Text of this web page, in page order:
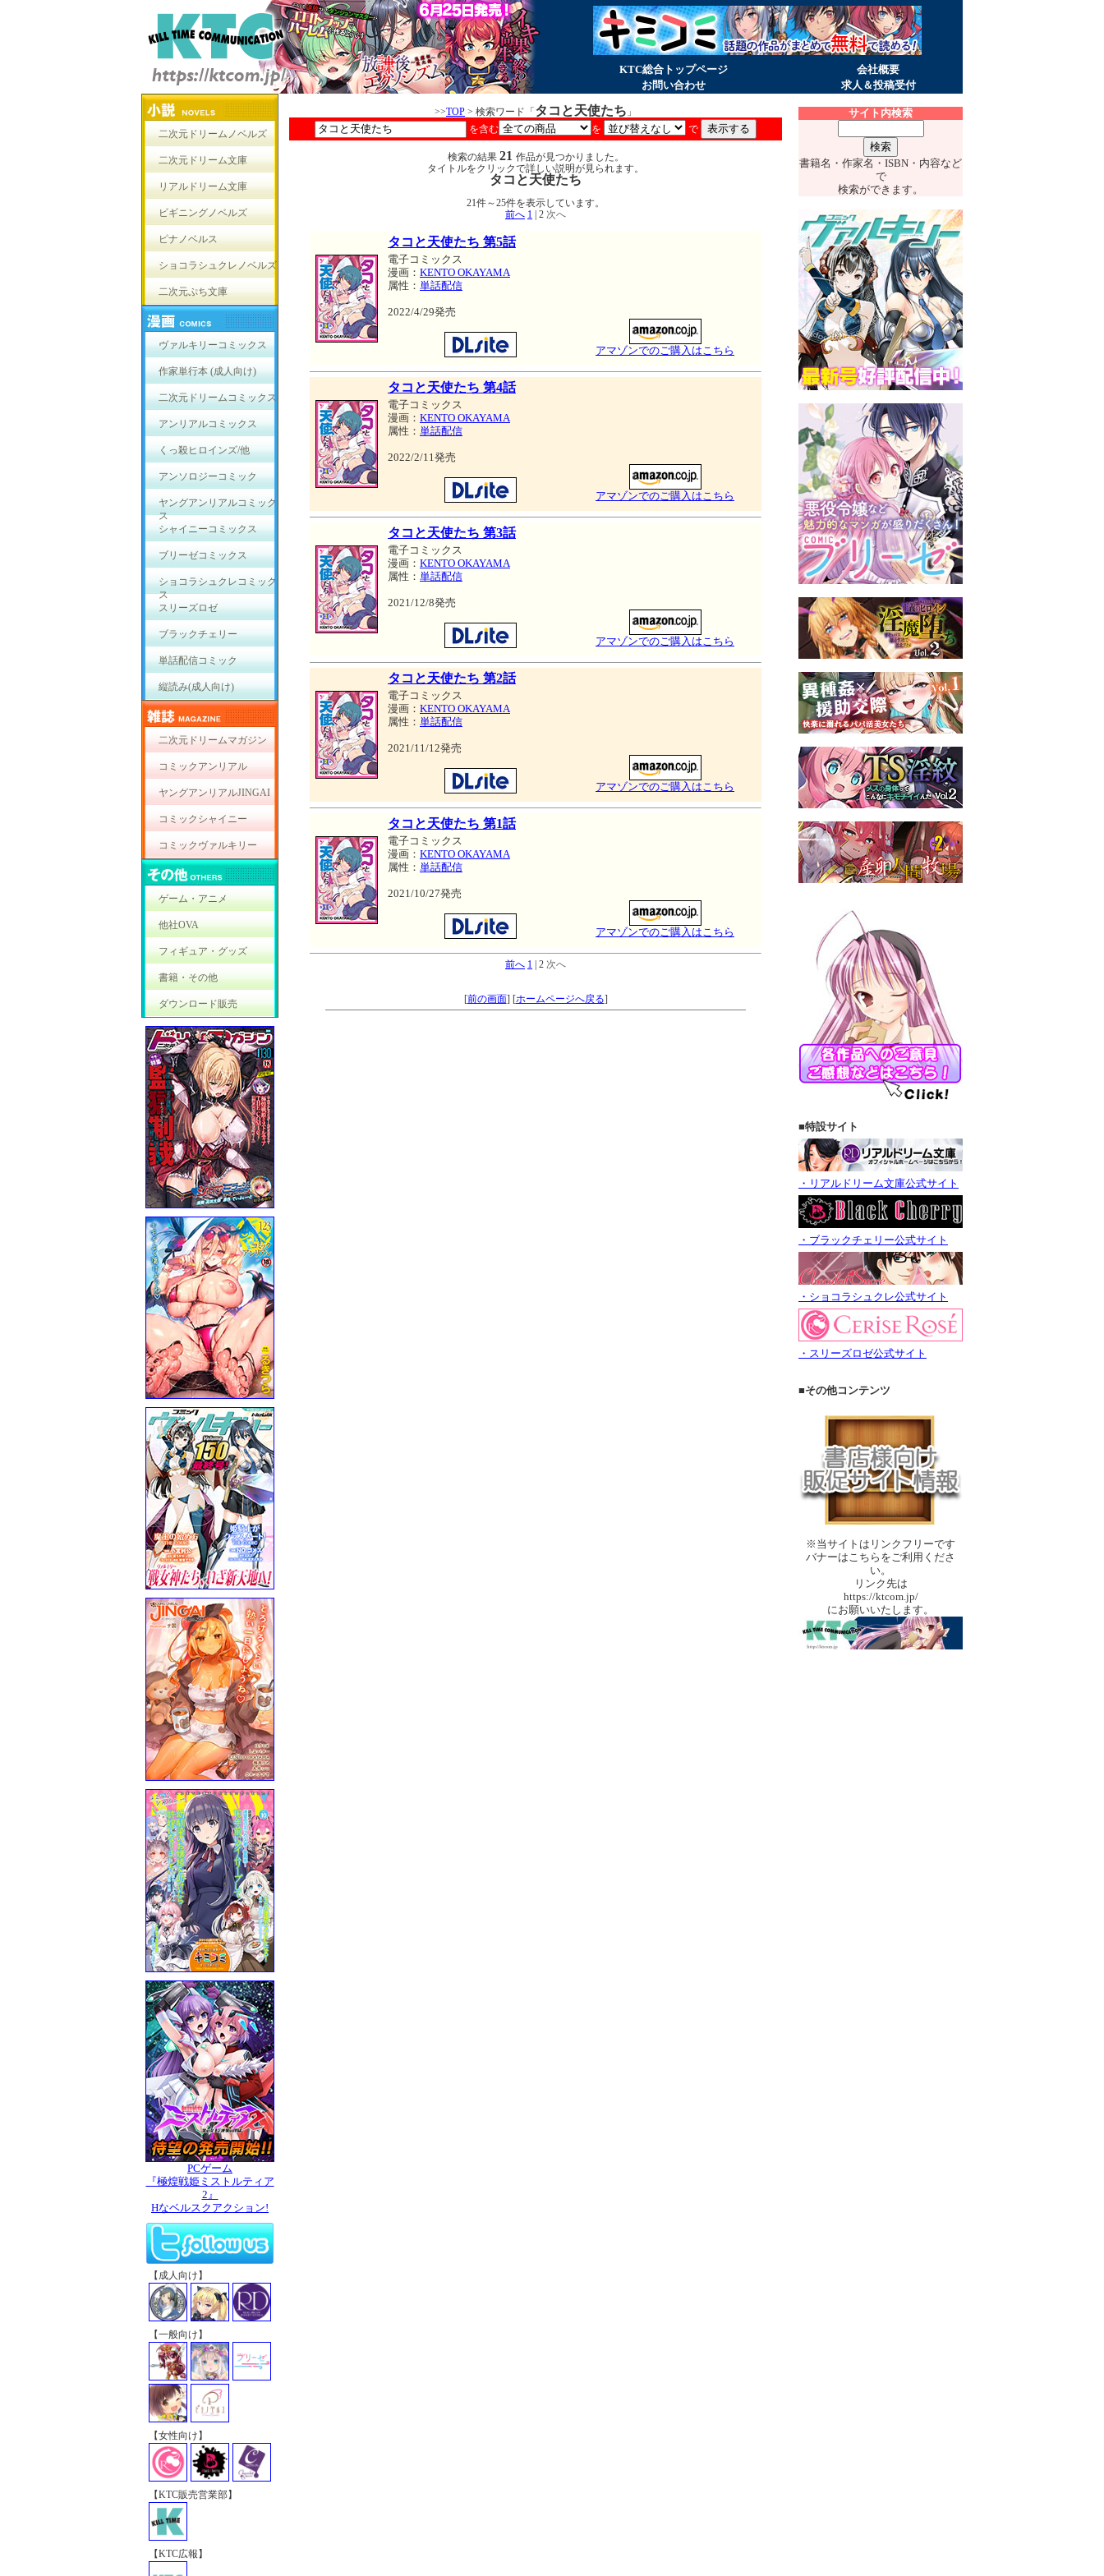
KTC総合トップページ
会社概要
お問い合わせ
求人＆投稿受付
二次元ドリームノベルズ
二次元ドリーム文庫
リアルドリーム文庫
ビギニングノベルズ
ピナノベルス
ショコラシュクレノベルズ
二次元ぷち文庫
ヴァルキリーコミックス
作家単行本 (成人向け)
二次元ドリームコミックス
アンリアルコミックス
くっ殺ヒロインズ/他
アンソロジーコミック
ヤングアンリアルコミック
ス
シャイニーコミックス
ブリーゼコミックス
ショコラシュクレコミック
ス
スリーズロゼ
ブラックチェリー
単話配信コミック
縦読み(成人向け)
二次元ドリームマガジン
コミックアンリアル
ヤングアンリアルJINGAI
コミックシャイニー
コミックヴァルキリー
ゲーム・アニメ
他社OVA
フィギュア・グッズ
書籍・その他
ダウンロード販売
PCゲーム
『極煌戦姫ミストルティア
2』
Hなベルスクアクション!
【成人向け】
【一般向け】
【女性向け】
【KTC販売営業部】
【KTC広報】
>>TOP > 検索ワード「 タコと天使たち 」
を含む
を で
検索の結果 21 作品が見つかりました。
タイトルをクリックで詳しい説明が見られます。
タコと天使たち
21件～25件を表示しています。
前へ 1 | 2 次へ
タコと天使たち 第5話
電子コミックス
漫画： KENTO OKAYAMA
属性： 単話配信
2022/4/29発売
アマゾンでのご購入はこちら
タコと天使たち 第4話
電子コミックス
漫画： KENTO OKAYAMA
属性： 単話配信
2022/2/11発売
アマゾンでのご購入はこちら
タコと天使たち 第3話
電子コミックス
漫画： KENTO OKAYAMA
属性： 単話配信
2021/12/8発売
アマゾンでのご購入はこちら
タコと天使たち 第2話
電子コミックス
漫画： KENTO OKAYAMA
属性： 単話配信
2021/11/12発売
アマゾンでのご購入はこちら
タコと天使たち 第1話
電子コミックス
漫画： KENTO OKAYAMA
属性： 単話配信
2021/10/27発売
アマゾンでのご購入はこちら
前へ 1 | 2 次へ
[前の画面] [ホームページへ戻る]
サイト内検索
書籍名・作家名・ISBN・内容など
で
検索ができます。
■特設サイト
・リアルドリーム文庫公式サイト
・ブラックチェリー公式サイト
・ショコラシュクレ公式サイト
・スリーズロゼ公式サイト
■その他コンテンツ
※当サイトはリンクフリーです
バナーはこちらをご利用くださ
い。
リンク先は
https://ktcom.jp/
にお願いいたします。